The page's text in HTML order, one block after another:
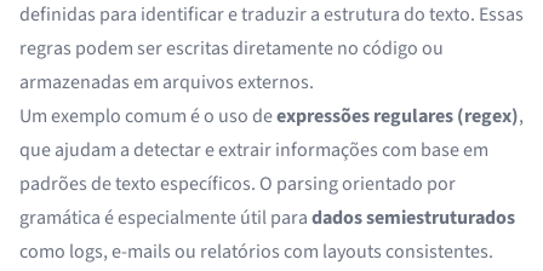
definidas para identificar e traduzir a estrutura do texto. Essas
regras podem ser escritas diretamente no código ou
armazenadas em arquivos externos.
Um exemplo comum é o uso deexpressões regulares (regex),
que ajudam a detectar e extrair informações com base em
padrões de texto específicos. O parsing orientado por
gramática é especialmente útil paradados semiestruturados
como logs, e-mails ou relatórios com layouts consistentes.